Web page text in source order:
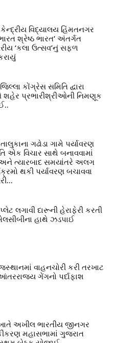
વિદ્યાલય હિંમતનગર
શ્રેષ્ઠ ભારત’ અંતર્ગત
‘કલા ઉત્સવ’નું સફળ
કોંગ્રેસ સમિતિ દ્વારા
શહેર પ્રભારીશ્રીઓની નિમણૂક
ગઢોડા ગામે પર્યાવરણ
એક વિચાર સાથે બનાવવામાં
ત્યારબાદ સમયાંતરે અલગ
થકી પર્યાવરણ બચાવવા
લગાવી દારૂની હેરાફેરી કરતી
હાથે ઝડપાઈ
વાહનચોરી કરી તરખાટ
ગેંગનો પર્દાફાશ
અખીલ ભારતીય જીનગર
મહાસભામાં ગુજરાત